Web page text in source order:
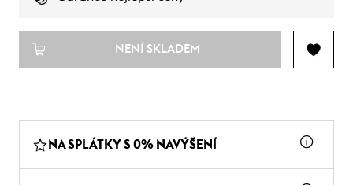
NENÍ SKLADEM
NA SPLÁTKY S 0% NAVÝŠENÍ